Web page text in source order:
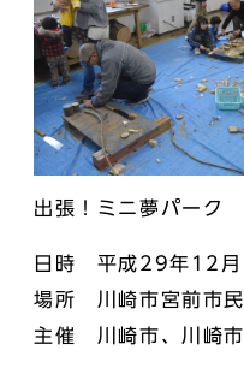
出張！ミニ夢パーク
日時 平成29年12
場所 川崎市宮前市
主催 川崎市、川崎